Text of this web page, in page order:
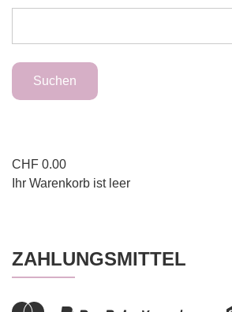
CHF 0.00
Ihr Warenkorb ist leer
ZAHLUNGSMITTEL